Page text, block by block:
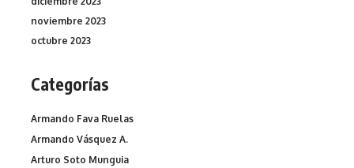
noviembre 2023
octubre 2023
Categorías
Armando Fava Ruelas
Armando Vásquez A.
Arturo Soto Munguia